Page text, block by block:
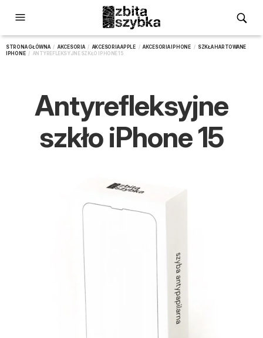
STRONA GŁÓWNA/ AKCESORIA/ AKCESORIA APPLE/ AKCESORIA IPHONE/ SZKŁA HARTOWANE
IPHONE/ ANTYREFLEKSYJNE SZKŁO IPHONE 15
Antyrefleksyjne
szkło iPhone 15